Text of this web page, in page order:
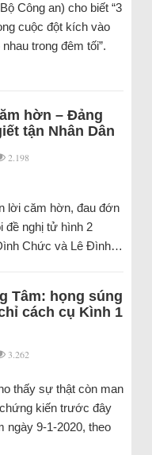
Công an) cho biết “3
cuộc đột kích vào
trong đêm tối”.
hờn – Đảng
tận Nhân Dân
2.198
lời căm hờn, đau đớn
đề nghị tử hình 2
Chức và Lê Đình…
Tâm: họng súng
cách cụ Kình 1
3.262
thấy sự thật còn man
kiến trước đây
ngày 9-1-2020, theo